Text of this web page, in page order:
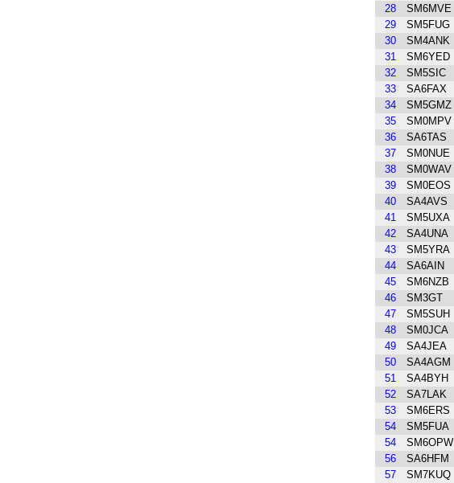
28
SM6MVE
29
SM5FUG
30
SM4ANK
31
SM6YED
32
SM5SIC
33
SA6FAX
34
SM5GMZ
35
SM0MPV
36
SA6TAS
37
SM0NUE
38
SM0WAV
39
SM0EOS
40
SA4AVS
41
SM5UXA
42
SA4UNA
43
SM5YRA
44
SA6AIN
45
SM6NZB
46
SM3GT
47
SM5SUH
48
SM0JCA
49
SA4JEA
50
SA4AGM
51
SA4BYH
52
SA7LAK
53
SM6ERS
54
SM5FUA
54
SM6OPW
56
SA6HFM
57
SM7KUQ